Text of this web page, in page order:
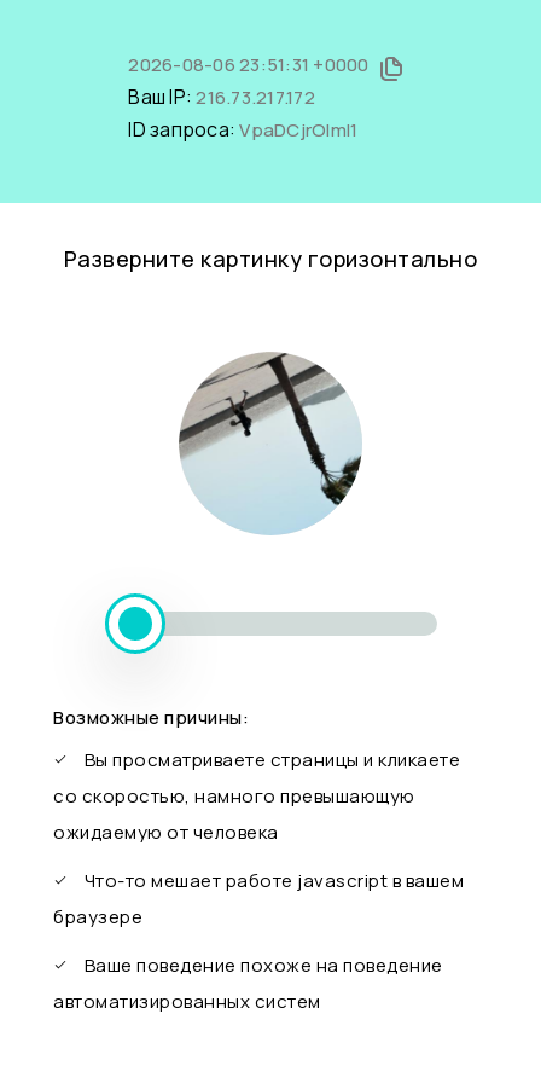
2026-08-06 23:51:31 +0000
Ваш IP:216.73.217.172
ID запроса:VpaDCjrOlmI1
Разверните картинку горизонтально
Возможные причины:
Вы просматриваете страницы и кликаете
со скоростью, намного превышающую
ожидаемую от человека
Что-то мешает работе javascript в вашем
браузере
Ваше поведение похоже на поведение
автоматизированных систем